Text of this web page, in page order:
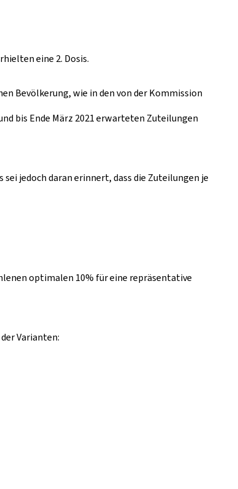
eine 2. Dosis.
Bevölkerung, wie in den von der Kommission
bis Ende März 2021 erwarteten Zuteilungen
jedoch daran erinnert, dass die Zuteilungen je
optimalen 10% für eine repräsentative
Varianten: